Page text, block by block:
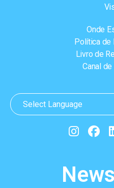
Onde
Política de
Livro de
Canal